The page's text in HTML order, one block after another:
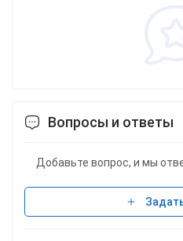
Вопросы и ответы
Добавьте вопрос, и мы